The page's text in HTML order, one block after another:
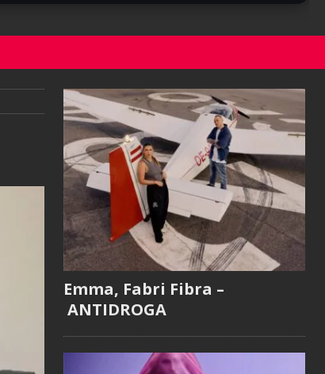
Emma, Fabri Fibra –
ANTIDROGA